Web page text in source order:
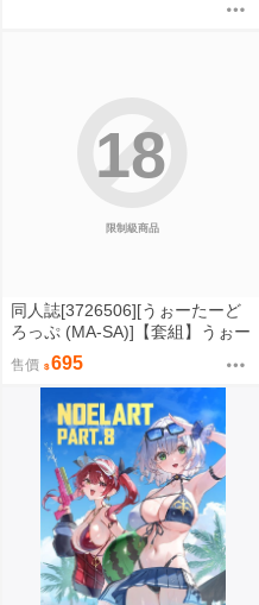
限制級商品
18
同人誌[3726506][うぉーたーど
ろっぷ (MA-SA)]【套組】うぉー
たーどろっぷ「ブルアカ本」セ
ット (蔚藍檔案)
售價 695